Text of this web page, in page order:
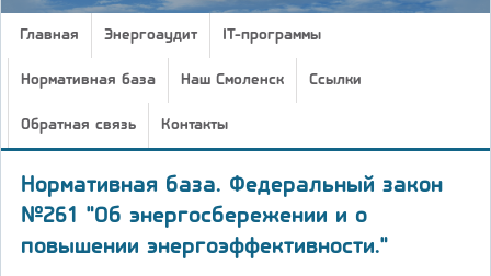
Главная Энергоаудит IT-программы
Нормативная база Наш Смоленск Ссылки
Обратная связь Контакты
Нормативная база. Федеральный закон
№261 "Об энергосбережении и о
повышении энергоэффективности."